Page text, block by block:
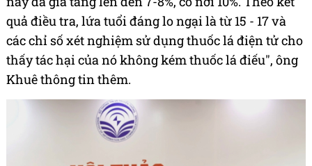
quả điều tra, lứa tuổi đáng lo ngại là từ 15 - 17 và
các chỉ số xét nghiệm sử dụng thuốc lá điện tử cho
thấy tác hại của nó không kém thuốc lá điếu", ông
Khuê thông tin thêm.